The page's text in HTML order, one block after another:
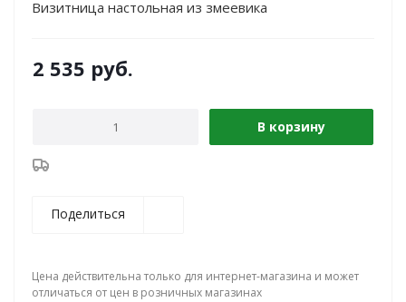
Визитница настольная из змеевика
2 535 руб.
В корзину
Поделиться
Цена действительна только для интернет-магазина и может
отличаться от цен в розничных магазинах